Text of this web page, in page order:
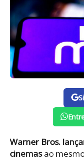
Warner Bros.
cinemasao